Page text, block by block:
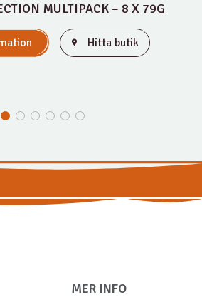
MULTIPACK – 8 X 79G
Hitta butik
MER INFO